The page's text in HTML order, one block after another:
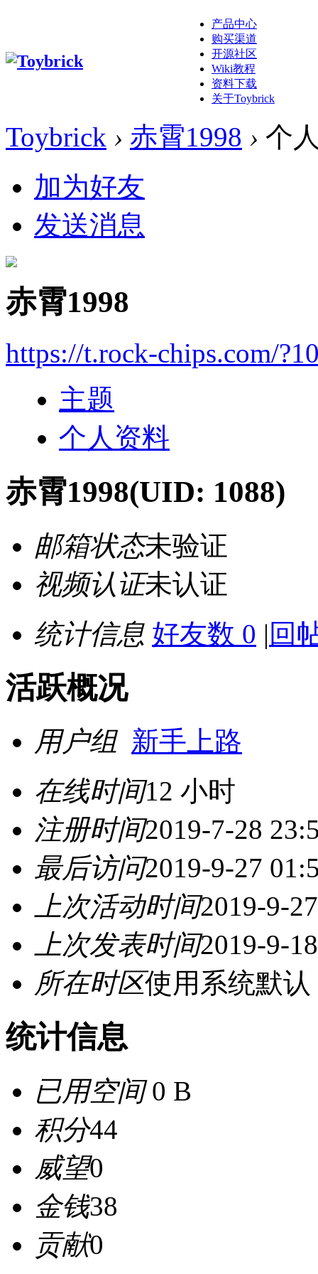
产品中心
购买渠道
开源社区
Wiki教程
资料下载
关于Toybrick
Toybrick › 赤霄1998 › 个
加为好友
发送消息
赤霄1998
https://t.rock-chips.com/
主题
个人资料
赤霄1998(UID: 1088)
邮箱状态未验证
视频认证未认证
统计信息 好友数 0 | 回
活跃概况
用户组 新手上路
在线时间12 小时
注册时间2019-7-28
最后访问2019-9-27
上次活动时间2019-9-
上次发表时间2019-9-
所在时区使用系统默认
统计信息
已用空间0 B
积分44
威望0
金钱38
贡献0